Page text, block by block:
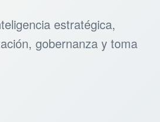
estratégica,
gobernanza y toma